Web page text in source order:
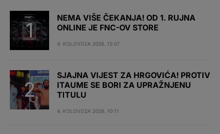
NEMA VIŠE ČEKANJA! OD 1. RUJNA
ONLINE JE FNC-OV STORE
4. KOLOVOZA 2026. 12:07
SJAJNA VIJEST ZA HRGOVIĆA! PROTIV
ITAUME SE BORI ZA UPRAŽNJENU
TITULU
4. KOLOVOZA 2026. 10:11